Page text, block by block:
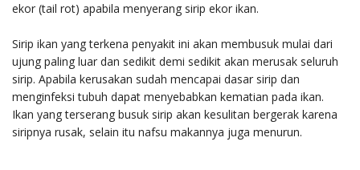
ekor (tail rot) apabila menyerang sirip ekor ikan.
Sirip ikan yang terkena penyakit ini akan membusuk mulai dari
ujung paling luar dan sedikit demi sedikit akan merusak seluruh
sirip. Apabila kerusakan sudah mencapai dasar sirip dan
menginfeksi tubuh dapat menyebabkan kematian pada ikan.
Ikan yang terserang busuk sirip akan kesulitan bergerak karena
siripnya rusak, selain itu nafsu makannya juga menurun.